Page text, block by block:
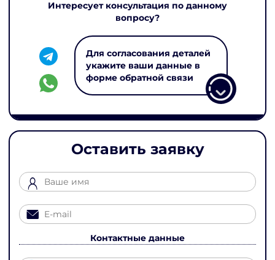
Интересует консультация по данному
вопросу?
Для согласования деталей
укажите ваши данные в
форме обратной связи
Оставить заявку
Контактные данные